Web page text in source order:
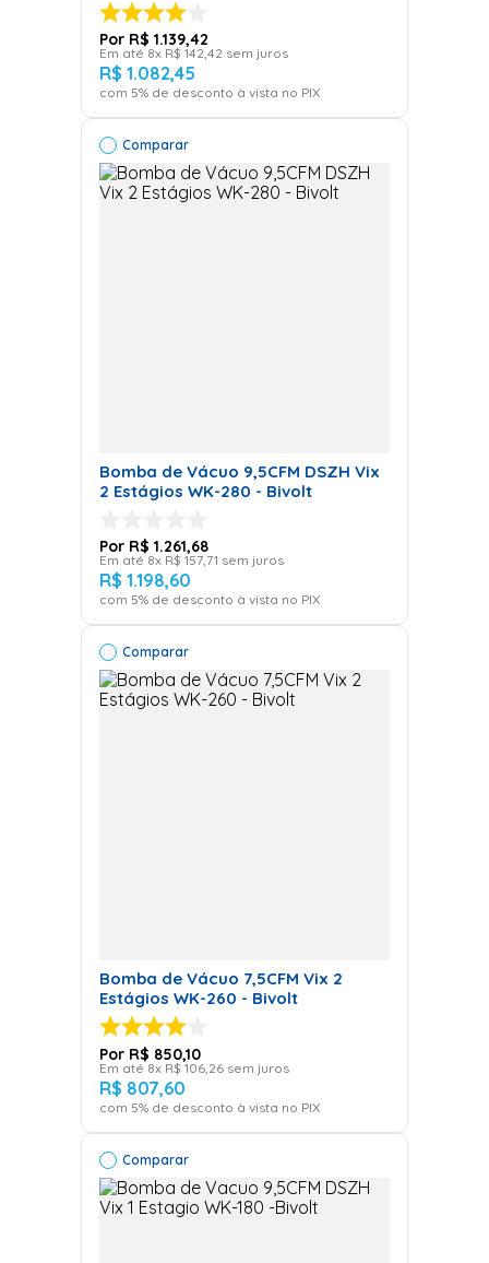
R$ 1.139,42
Em até 8x R$ 142,42 sem juros
R$ 1.082,45
com 5% de desconto à vista no PIX
Comparar
Bomba de Vácuo 9,5CFM DSZH Vix
2 Estágios WK-280 - Bivolt
R$ 1.261,68
Em até 8x R$ 157,71 sem juros
R$ 1.198,60
com 5% de desconto à vista no PIX
Comparar
Bomba de Vácuo 7,5CFM Vix 2
Estágios WK-260 - Bivolt
R$ 850,10
Em até8x R$ 106 26 sem juros
R$ 807,60
com 5% de desconto à vista no PIX
Comparar